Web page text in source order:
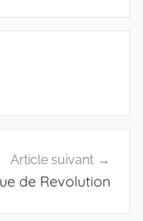
Article suivant
de Revolution